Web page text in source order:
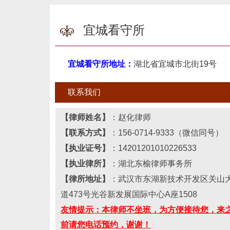
宜城看守所
宜城看守所地址： 湖北省宜城市北街19号
联系我们
【律师姓名】 ： 赵化律师
【联系方式】 ：156-0714-9333（微信同号）
【执业证号】
： 14201201010226533
【执业律所】
：湖北东榆律师事务所
【律所地址】 ： 武汉市东湖新技术开发区关山
道473号光谷新发展国际中心A座1508
友情提示：本律师不坐班，为方便接待您，来
前请您电话预约，谢谢！